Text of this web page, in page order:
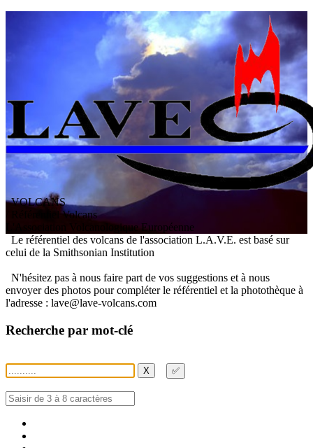
VOLCANS
/ Référentiel Volcans
ssociation V olcanologiqueEuropéenne
Le référentiel des volcans de l'association L.A.V.E. est basé sur
celui de la Smithsonian Institution
N'hésitez pas à nous faire part de vos suggestions et à nous
envoyer des photos pour compléter le référentiel et la photothèque à
l'adresse : lave@lave-volcans.com
Recherche par mot-clé
X ✅